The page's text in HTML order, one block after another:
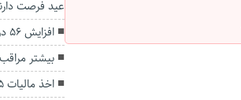
عید فرصت
افزایش ۵۶ درصدی ارزش صادرات غیرنفتی گلستان
بیشتر
اخذ مالیات ۲۵ درصدی از طلا صحت ندارد